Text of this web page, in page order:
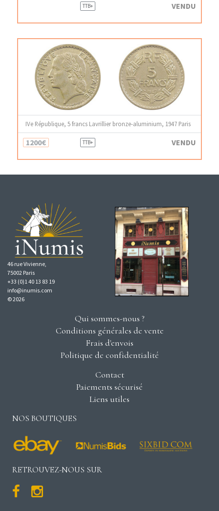
TTB+ VENDU
IVe République, 5 francs Lavrillier bronze-aluminium, 1947 Paris
1200€ TTB+ VENDU
46 rue Vivienne,
75002 Paris
+33 (0)1 40 13 83 19
info@inumis.com
© 2026
Qui sommes-nous ?
Conditions générales de vente
Frais d'envois
Politique de confidentialité
Contact
Paiements sécurisé
Liens utiles
NOS BOUTIQUES
RETROUVEZ-NOUS SUR